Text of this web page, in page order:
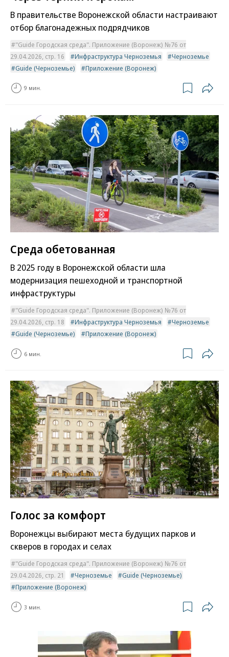
В правительстве Воронежской области настраивают
отбор благонадежных подрядчиков
"Guide Городская среда". Приложение (Воронеж) №76 от
29.04.2026, стр. 16
Инфраструктура Черноземья
Черноземье
Guide (Черноземье)
Приложение (Воронеж)
9 мин.
Среда обетованная
В 2025 году в Воронежской области шла
модернизация пешеходной и транспортной
инфраструктуры
"Guide Городская среда". Приложение (Воронеж) №76 от
29.04.2026, стр. 18
Инфраструктура Черноземья
Черноземье
Guide (Черноземье)
Приложение (Воронеж)
6 мин.
Голос за комфорт
Воронежцы выбирают места будущих парков и
скверов в городах и селах
"Guide Городская среда". Приложение (Воронеж) №76 от
29.04.2026, стр. 21
Черноземье
Guide (Черноземье)
Приложение (Воронеж)
3 мин.